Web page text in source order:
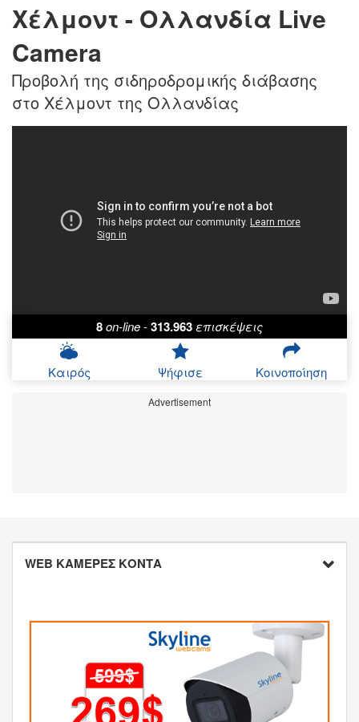
Χέλμοντ - Ολλανδία Live
Camera
Προβολή της σιδηροδρομικής διάβασης
στο Χέλμοντ της Ολλανδίας
8on-line-313.963επισκέψεις
Καιρός Ψήφισε Κοινοποίηση
Advertisement
WEB ΚΑΜΕΡΕΣ ΚΟΝΤΑ